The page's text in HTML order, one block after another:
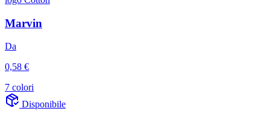
Marvin
Da
0,58 €
7 colori
Disponibile